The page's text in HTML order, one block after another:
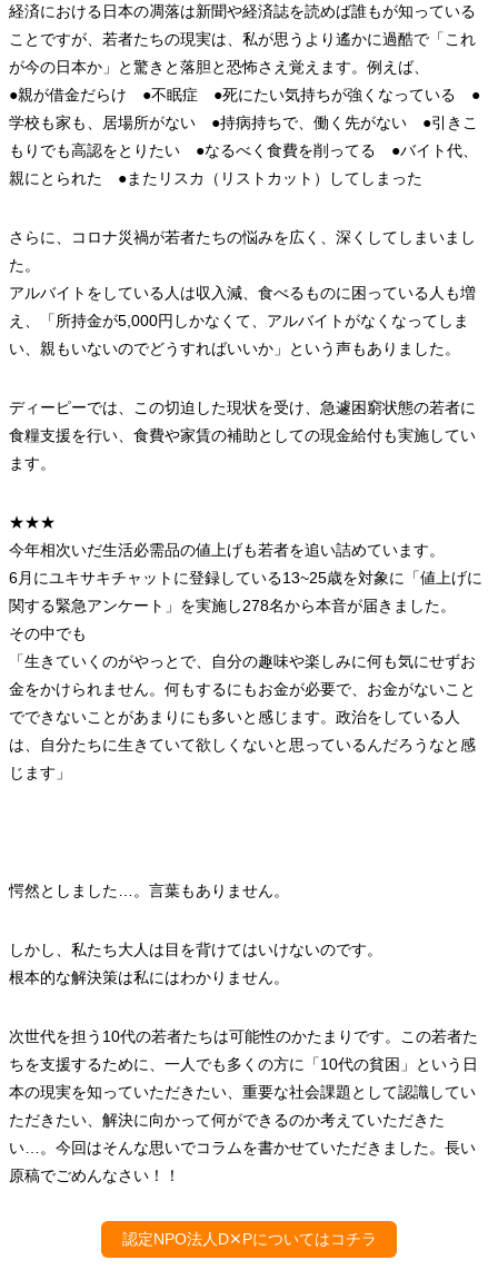
経済における日本の凋落は新聞や経済誌を読めば誰もが知っている
ことですが、若者たちの現実は、私が思うより遙かに過酷で「これ
が今の日本か」と驚きと落胆と恐怖さえ覚えます。例えば、
●親が借金だらけ ●不眠症 ●死にたい気持ちが強くなっている ●
学校も家も、居場所がない ●持病持ちで、働く先がない ●引きこ
もりでも高認をとりたい ●なるべく食費を削ってる ●バイト代、
親にとられた ●またリスカ（リストカット）してしまった
さらに、コロナ災禍が若者たちの悩みを広く、深くしてしまいまし
た。
アルバイトをしている人は収入減、食べるものに困っている人も増
え、「所持金が5,000円しかなくて、アルバイトがなくなってしま
い、親もいないのでどうすればいいか」という声もありました。
ディーピーでは、この切迫した現状を受け、急遽困窮状態の若者に
食糧支援を行い、食費や家賃の補助としての現金給付も実施してい
ます。
★★★
今年相次いだ生活必需品の値上げも若者を追い詰めています。
6月にユキサキチャットに登録している13~25歳を対象に「値上げに
関する緊急アンケート」を実施し278名から本音が届きました。
その中でも
「生きていくのがやっとで、自分の趣味や楽しみに何も気にせずお
金をかけられません。何もするにもお金が必要で、お金がないこと
でできないことがあまりにも多いと感じます。政治をしている人
は、自分たちに生きていて欲しくないと思っているんだろうなと感
じます」
愕然としました…。言葉もありません。
しかし、私たち大人は目を背けてはいけないのです。
根本的な解決策は私にはわかりません。
次世代を担う10代の若者たちは可能性のかたまりです。この若者た
ちを支援するために、一人でも多くの方に「10代の貧困」という日
本の現実を知っていただきたい、重要な社会課題として認識してい
ただきたい、解決に向かって何ができるのか考えていただきた
い…。今回はそんな思いでコラムを書かせていただきました。長い
原稿でごめんなさい！！
認定NPO法人D✕Pについてはコチラ